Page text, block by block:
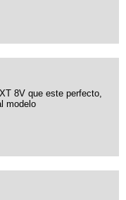
8V que este perfecto,
modelo